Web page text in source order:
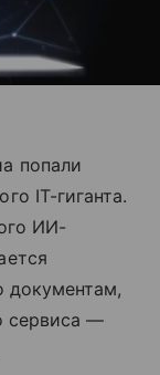
попали
IT-гиганта.
ИИ-
документам,
сервиса —